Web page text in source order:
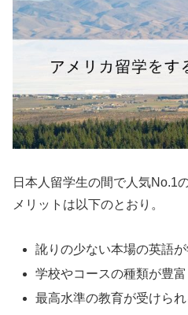
日本人留学生の間で人気No.1
メリットは以下のとおり。
訛りの少ない本場の英語
学校やコースの種類が豊富
最高水準の教育が受けられ